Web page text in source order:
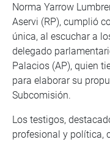
Norma Yarrow
Aservi (RP), cumplió
única, al escuchar a
delegado
Palacios (AP), quien
para elaborar su
Subcomisión.
Los testigos,
profesional y política,